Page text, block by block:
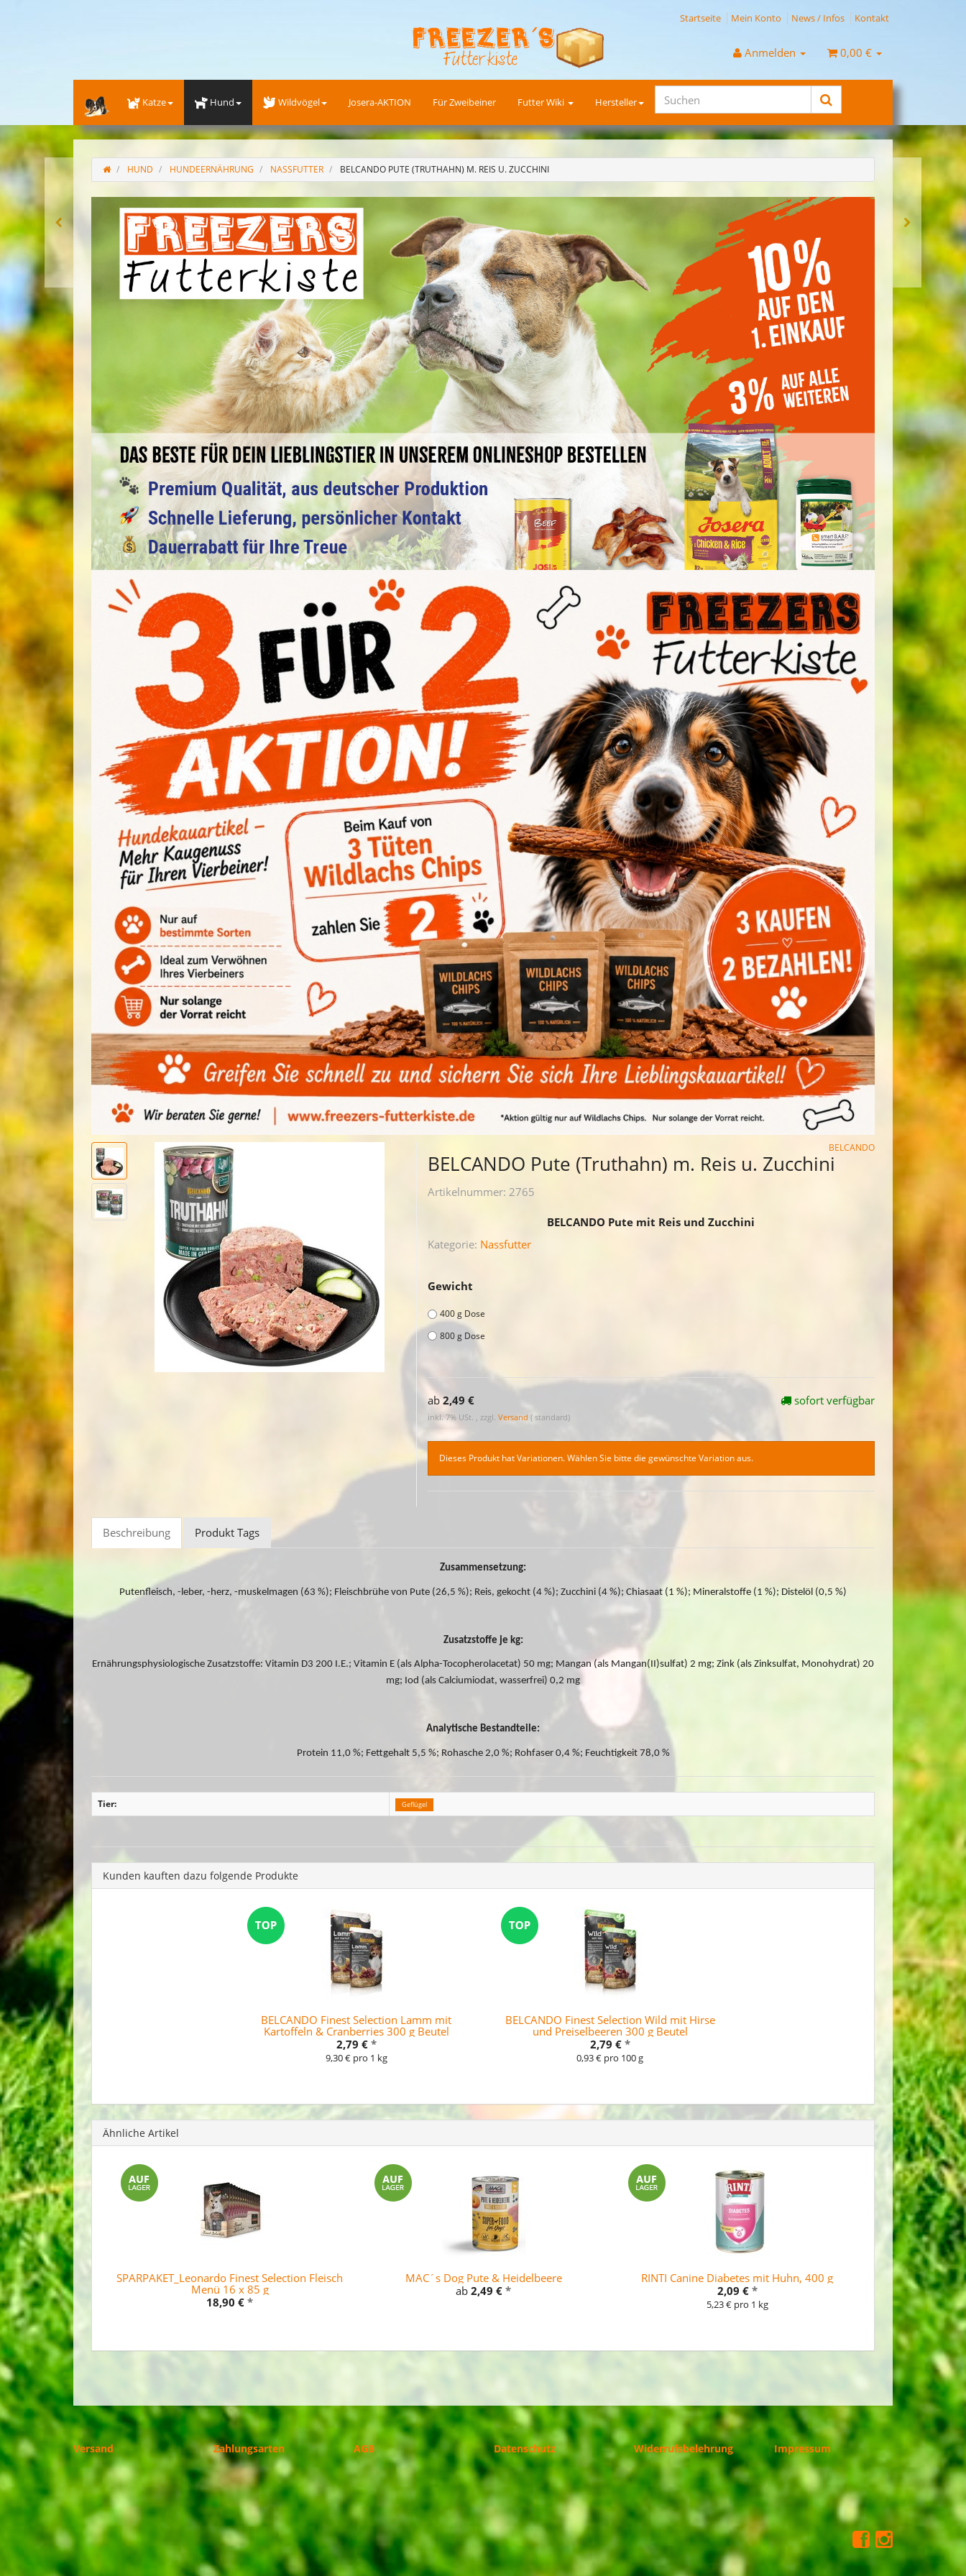
Startseite Mein Konto News / Infos Kontakt
Anmelden 0,00 €
Katze Hund Wildvögel Josera-AKTION Für Zweibeiner Futter Wiki Hersteller
HUND HUNDEERNÄHRUNG NASSFUTTER BELCANDO PUTE (TRUTHAHN) M. REIS U. ZUCCHINI
BELCANDO
BELCANDO Pute (Truthahn) m. Reis u. Zucchini
Artikelnummer: 2765
BELCANDO Pute mit Reis und Zucchini
Kategorie: Nassfutter
Gewicht
400 g Dose
800 g Dose
ab2,49 €
inkl. 7% USt. , zzgl. Versand ( standard)
sofort verfügbar
Dieses Produkt hat Variationen. Wählen Sie bitte die gewünschte Variation aus.
Beschreibung Produkt Tags
Zusammensetzung:
Putenfleisch, -leber, -herz, -muskelmagen (63 %); Fleischbrühe von Pute (26,5 %); Reis, gekocht (4 %); Zucchini (4 %); Chiasaat (1 %); Mineralstoffe (1 %); Distelöl (0,5 %)
Zusatzstoffe je kg:
Ernährungsphysiologische Zusatzstoffe: Vitamin D3 200 I.E.; Vitamin E (als Alpha-Tocopherolacetat) 50 mg; Mangan (als Mangan(II)sulfat) 2 mg; Zink (als Zinksulfat, Monohydrat) 20
mg; Iod (als Calciumiodat, wasserfrei) 0,2 mg
Analytische Bestandteile:
Protein 11,0 %; Fettgehalt 5,5 %; Rohasche 2,0 %; Rohfaser 0,4 %; Feuchtigkeit 78,0 %
Tier: Geflügel
Kunden kauften dazu folgende Produkte
BELCANDO Finest Selection Lamm mit
Kartoffeln & Cranberries 300 g Beutel
2,79 € *
9,30 € pro 1 kg
BELCANDO Finest Selection Wild mit Hirse
und Preiselbeeren 300 g Beutel
2,79 € *
0,93 € pro 100 g
Ähnliche Artikel
SPARPAKET_Leonardo Finest Selection Fleisch
Menü 16 x 85 g
18,90 € *
MAC´s Dog Pute & Heidelbeere
ab 2,49 € *
RINTI Canine Diabetes mit Huhn, 400 g
2,09 € *
5,23 € pro 1 kg
Versand Zahlungsarten AGB Datenschutz Widerrufsbelehrung Impressum